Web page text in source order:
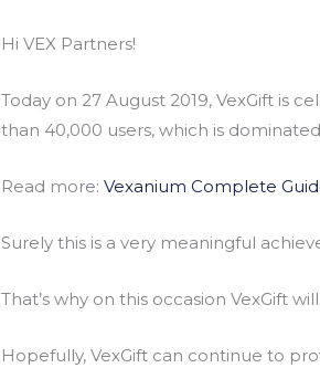
Hi VEX Partners!
Today on 27 August 2019, VexGift is
than 40,000 users, which is
Read more: Vexanium Complete
Surely this is a very meaningful
That’s why on this occasion VexGift
Hopefully, VexGift can continue to